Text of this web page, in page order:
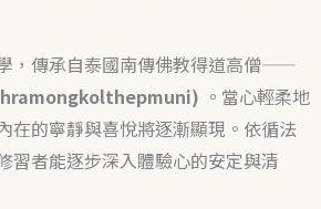
，傳承自泰國南傳佛教得道高僧——
。當心輕柔地
在的寧靜與喜悅將逐漸顯現。依循法
習者能逐步深入體驗心的安定與清